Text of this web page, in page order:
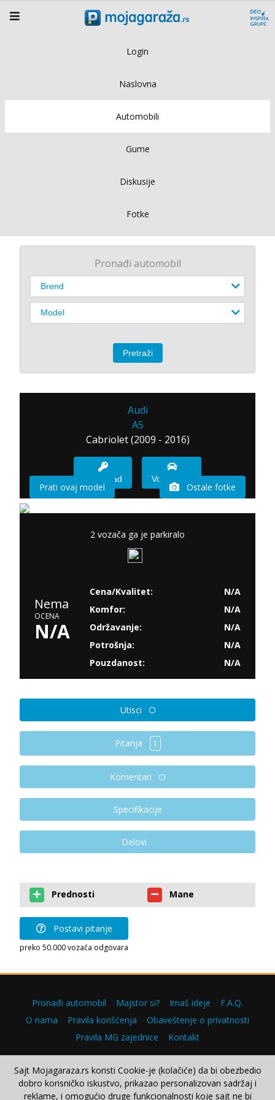
Login
Naslovna
Automobili
Gume
Diskusije
Fotke
Pronađi automobil
Audi
A5
Cabriolet (2009 - 2016)
Imam sad Vozio sam
Prati ovaj model Ostale fotke
2 vozača ga je parkiralo
Nema
OCENA
N/A
Cena/Kvalitet:
N/A
Komfor:
N/A
Održavanje:
N/A
Potrošnja:
N/A
Pouzdanost:
N/A
Utisci
Pitanja 1
Komentari
Specifikacije
Delovi
Prednosti Mane
Postavi pitanje
preko 50.000 vozača odgovara
Pronađi automobil Majstor si? Imaš ideje
F.A.Q.
O nama
Pravila korišćenja
Obaveštenje o privatnosti
Pravila MG zajednice
Kontakt
Copyright © 2000–2026.
Sajt Mojagaraza.rs koristi Cookie-je (kolačiće) da bi obezbedio
dobro korisničko iskustvo, prikazao personalizovan sadržaj i
reklame, i omogućio druge funkcionalnosti koje sajt ne bi